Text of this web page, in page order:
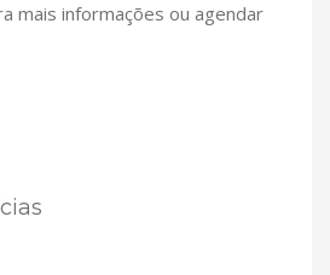
mais informações ou agendar